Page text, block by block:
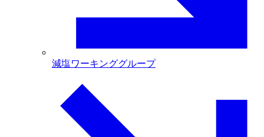
減塩ワーキンググループ